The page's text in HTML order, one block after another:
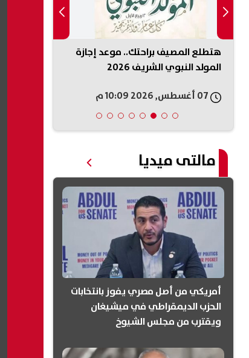
هتطلع المصيف براحتك.. موعد إجازة
المولد النبوي الشريف 2026
مالتى ميديا
أمريكي من أصل مصري يفوز بانتخابات
الحزب الديمقراطي في ميشيغان
ويقترب من مجلس الشيوخ